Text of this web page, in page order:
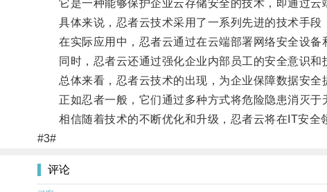
它是一种能够保护企业云存储安全的技术，即通过云
具体来说，忍者云技术采用了一系列先进的技术手段
在实际应用中，忍者云通过在云端部署网络安全设备
同时，忍者云还通过强化企业内部员工的安全意识和
总体来看，忍者云技术的出现，为企业保障数据安全
正如忍者一般，它们通过多种方式将危险隐患消灭于
相信随着技术的不断优化和升级，忍者云将在IT安全
#3#
评论